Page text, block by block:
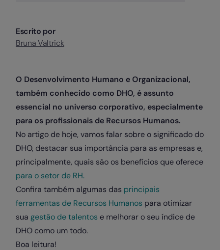
Escrito por
Bruna Valtrick
O Desenvolvimento Humano e Organizacional,
também conhecido como DHO, é assunto
essencial no universo corporativo, especialmente
para os profissionais de Recursos Humanos.
No artigo de hoje, vamos falar sobre o significado do
DHO, destacar sua importância para as empresas e,
principalmente, quais são os benefícios que oferece
para o setor de RH.
Confira também algumas das principais
ferramentas de Recursos Humanos para otimizar
sua gestão de talentos e melhorar o seu índice de
DHO como um todo.
Boa leitura!